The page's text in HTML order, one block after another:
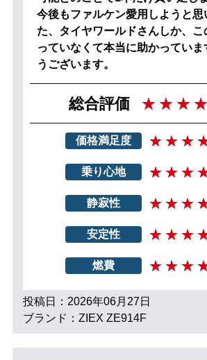
今後もファルケン愛用しようと思
た、タイヤワールドさんしか、こ
っていなくて本当に助かっていま
うございます。
総合評価
価格満足度
乗り心地
静寂性
安定性
燃費
投稿日：2026年06月27日
ブランド：ZIEX ZE914F